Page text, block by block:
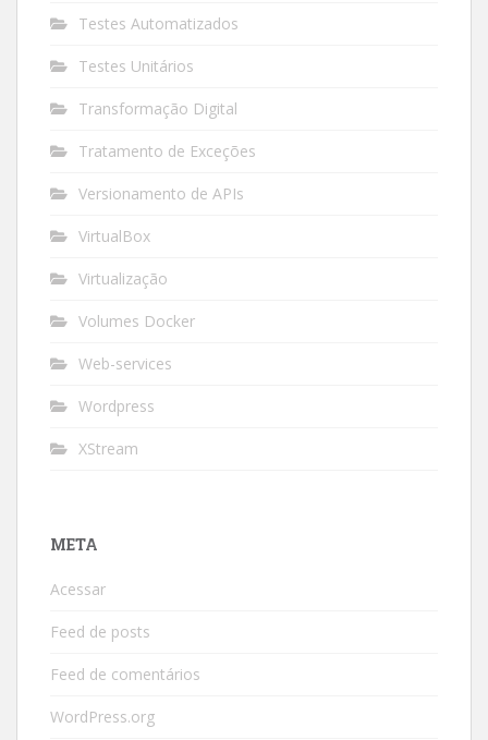
Testes Automatizados
Testes Unitários
Transformação Digital
Tratamento de Exceções
Versionamento de APIs
VirtualBox
Virtualização
Volumes Docker
Web-services
Wordpress
XStream
META
Acessar
Feed de posts
Feed de comentários
WordPress.org